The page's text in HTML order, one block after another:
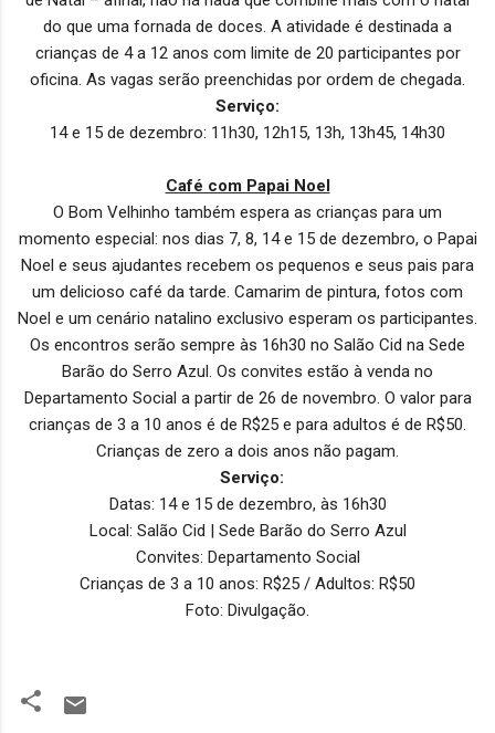
do que uma fornada de doces. A atividade é destinada a
crianças de 4 a 12 anos com limite de 20 participantes por
oficina. As vagas serão preenchidas por ordem de chegada.
Serviço:
14 e 15 de dezembro: 11h30, 12h15, 13h, 13h45, 14h30
Café com Papai Noel
O Bom Velhinho também espera as crianças para um
momento especial: nos dias 7, 8, 14 e 15 de dezembro, o Papai
Noel e seus ajudantes recebem os pequenos e seus pais para
um delicioso café da tarde. Camarim de pintura, fotos com
Noel e um cenário natalino exclusivo esperam os participantes.
Os encontros serão sempre às 16h30 no Salão Cid na Sede
Barão do Serro Azul. Os convites estão à venda no
Departamento Social a partir de 26 de novembro. O valor para
crianças de 3 a 10 anos é de R$25 e para adultos é de R$50.
Crianças de zero a dois anos não pagam.
Serviço:
Datas: 14 e 15 de dezembro, às 16h30
Local: Salão Cid | Sede Barão do Serro Azul
Convites: Departamento Social
Crianças de 3 a 10 anos: R$25 / Adultos: R$50
Foto: Divulgação.